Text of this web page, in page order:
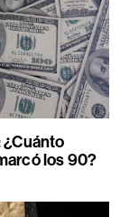
¿Cuánto
los 90?